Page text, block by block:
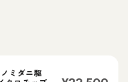
ミダニ駆